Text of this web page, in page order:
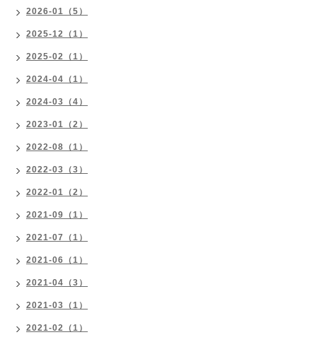
2026-01（5）
2025-12（1）
2025-02（1）
2024-04（1）
2024-03（4）
2023-01（2）
2022-08（1）
2022-03（3）
2022-01（2）
2021-09（1）
2021-07（1）
2021-06（1）
2021-04（3）
2021-03（1）
2021-02（1）